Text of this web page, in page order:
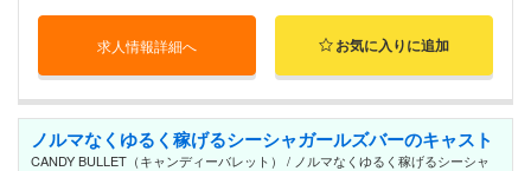
求人情報詳細へ お気に入りに追加
ノルマなくゆるく稼げるシーシャガールズバーのキャスト
CANDY BULLET（キャンディーバレット） / ノルマなくゆるく稼げるシーシャ